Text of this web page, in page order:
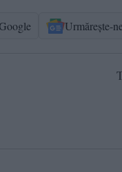
Urmărește-